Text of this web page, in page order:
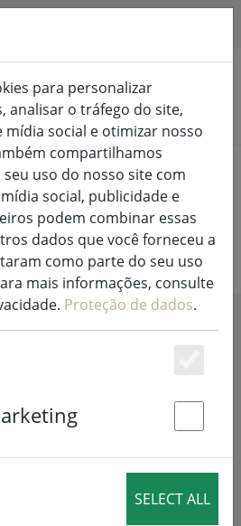
e iluminação Luminárias
e luzes
FILTERS
PREÇO REDUZIDO!
para personalizar
analisar o tráfego do site,
social e otimizar nosso
compartilhamos
uso do nosso site com
social, publicidade e
podem combinar essas
dados que você forneceu a
como parte do seu uso
mais informações, consulte
Proteção de dados.
SELECT ALL